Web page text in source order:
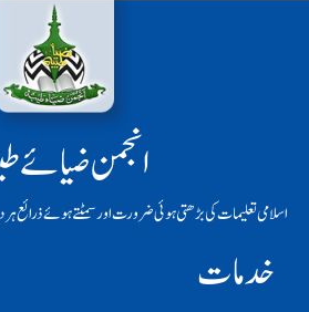
انجمن ضیائے
اسلامی تعلیمات کی بڑھتی ہوئی ضرورت اور سمٹتے ہوئے ذرائع
خدمات